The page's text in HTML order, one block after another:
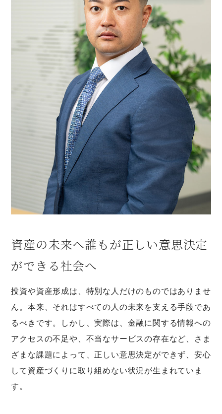
資産の未来へ誰もが正しい意思決定
ができる社会へ
投資や資産形成は、特別な人だけのものではありませ
ん。本来、それはすべての人の未来を支える手段であ
るべきです。しかし、実際は、金融に関する情報への
アクセスの不足や、不当なサービスの存在など、さま
ざまな課題によって、正しい意思決定ができず、安心
して資産づくりに取り組めない状況が生まれていま
す。